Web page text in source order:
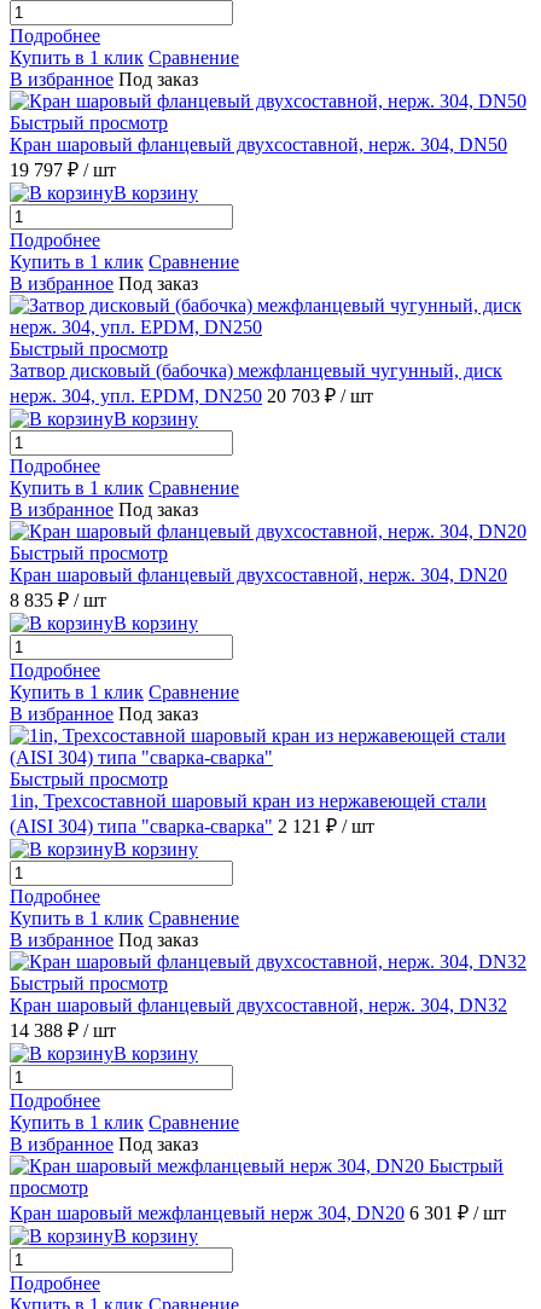
Подробнее
Купить в 1 клик Сравнение
В избранное Под заказ
Быстрый просмотр
Кран шаровый фланцевый двухсоставной, нерж. 304, DN50
19 797 ₽ / шт
В корзину
Подробнее
Купить в 1 клик Сравнение
В избранное Под заказ
Быстрый просмотр
Затвор дисковый (бабочка) межфланцевый чугунный, диск
нерж. 304, упл. EPDM, DN250 20 703 ₽ / шт
В корзину
Подробнее
Купить в 1 клик Сравнение
В избранное Под заказ
Быстрый просмотр
Кран шаровый фланцевый двухсоставной, нерж. 304, DN20
8 835 ₽ / шт
В корзину
Подробнее
Купить в 1 клик Сравнение
В избранное Под заказ
Быстрый просмотр
1in, Трехсоставной шаровый кран из нержавеющей стали
(AISI 304) типа "сварка-сварка" 2 121 ₽ / шт
В корзину
Подробнее
Купить в 1 клик Сравнение
В избранное Под заказ
Быстрый просмотр
Кран шаровый фланцевый двухсоставной, нерж. 304, DN32
14 388 ₽ / шт
В корзину
Подробнее
Купить в 1 клик Сравнение
В избранное Под заказ
Быстрый
просмотр
Кран шаровый межфланцевый нерж 304, DN20 6 301 ₽ / шт
В корзину
Подробнее
Купить в 1 клик Сравнение